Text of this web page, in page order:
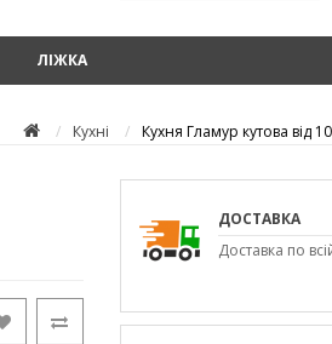
ЛІЖКА
Кухні Кухня Гламур кутова від
ДОСТАВКА
Доставка по